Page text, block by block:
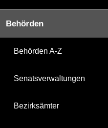
Behörden
Behörden A-Z
Senatsverwaltungen
Bezirksämter